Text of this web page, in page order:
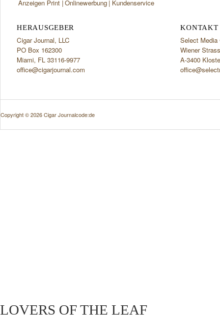
Anzeigen Print Onlinewerbung Kundenservice
HERAUSGEBER
Cigar Journal, LLC
PO Box 162300
Miami, FL 33116-9977
office@cigarjournal.com
KONTAKT
Select Media
Wiener
A-3400
Copyright © 2026 Cigar Journalcode:de
LOVERS OF THE LEAF